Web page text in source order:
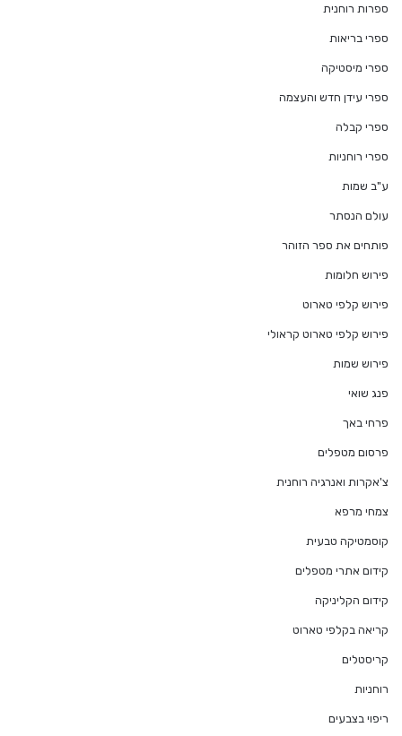
ספרות רוחנית
ספרי בריאות
ספרי מיסטיקה
ספרי עידן חדש והעצמה
ספרי קבלה
ספרי רוחניות
ע"ב שמות
עולם הנסתר
פותחים את ספר הזוהר
פירוש חלומות
פירוש קלפי טארוט
פירוש קלפי טארוט קראולי
פירוש שמות
פנג שואי
פרחי באך
פרסום מטפלים
צ'אקרות ואנרגיה רוחנית
צמחי מרפא
קוסמטיקה טבעית
קידום אתרי מטפלים
קידום הקליניקה
קריאה בקלפי טארוט
קריסטלים
רוחניות
ריפוי בצבעים